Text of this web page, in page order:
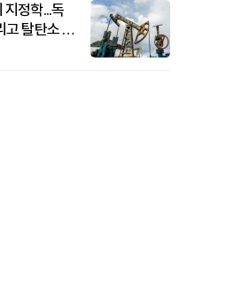
지정학...독
고 탈탄소 패